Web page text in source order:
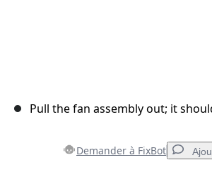
Pull the fan assembly out; it
Demander à FixBot